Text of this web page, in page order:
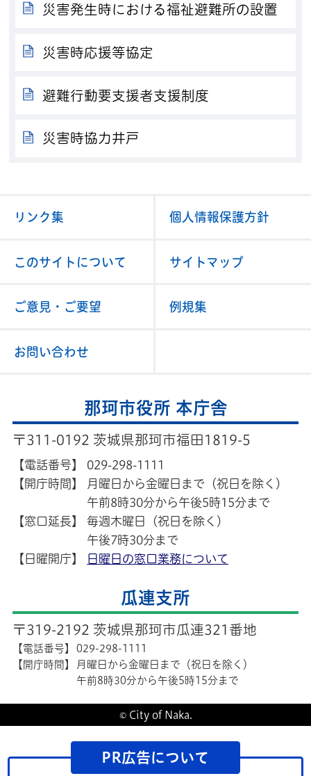
災害発生時における福祉避難所の設置
災害時応援等協定
避難行動要支援者支援制度
災害時協力井戸
リンク集 個人情報保護方針
このサイトについて サイトマップ
ご意見・ご要望 例規集
お問い合わせ
那珂市役所 本庁舎
〒311-0192 茨城県那珂市福田1819-5
【電話番号】
029-298-1111
【開庁時間】
月曜日から金曜日まで（祝日を除く）
午前8時30分から午後5時15分まで
【窓口延長】
毎週木曜日（祝日を除く）
午後7時30分まで
【日曜開庁】
日曜日の窓口業務について
瓜連支所
〒319-2192 茨城県那珂市瓜連321番地
【電話番号】
029-298-1111
【開庁時間】
月曜日から金曜日まで（祝日を除く）
午前8時30分から午後5時15分まで
© City of Naka.
PR広告について